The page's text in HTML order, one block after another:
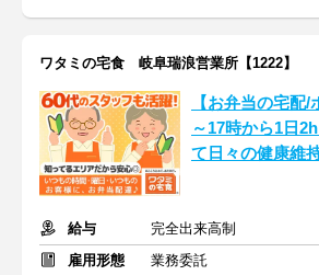
ワタミの宅食 岐阜瑞浪営業所【1222】
【お弁当の宅配
～17時から1日
て日々の健康維
給与
完全出来高制
雇用形態
業務委託